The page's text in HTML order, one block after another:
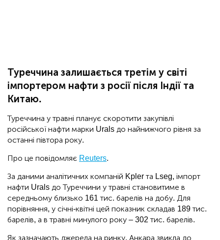
Туреччина залишається третім у світі
імпортером нафти з росії після Індії та
Китаю.
Туреччина у травні планує скоротити закупівлі
російської нафти марки Urals до найнижчого рівня за
останні півтора року.
Про це повідомляє Reuters.
За даними аналітичних компаній Kpler та Lseg, імпорт
нафти Urals до Туреччини у травні становитиме в
середньому близько 161 тис. барелів на добу. Для
порівняння, у січні-квітні цей показник складав 189 тис.
барелів, а в травні минулого року – 302 тис. барелів.
Як зазначають джерела на ринку, Анкара звикла до